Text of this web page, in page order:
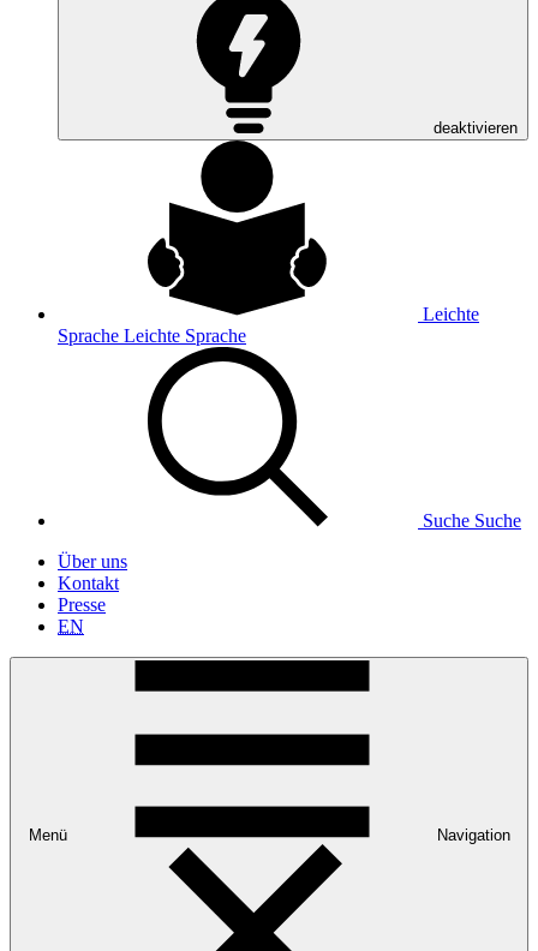
deaktivieren
Leichte
Sprache Leichte Sprache
Suche Suche
Über uns
Kontakt
Presse
EN
Menü Navigation